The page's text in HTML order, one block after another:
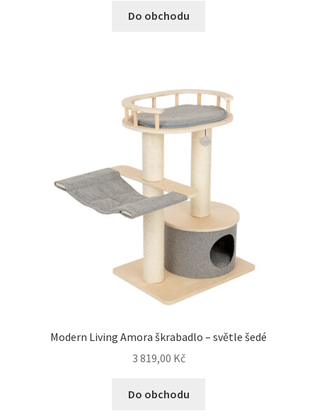
Do obchodu
Modern Living Amora škrabadlo – světle šedé
3 819,00 Kč
Do obchodu